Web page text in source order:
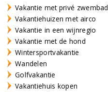
Vakantie met privé zwembad
Vakantiehuizen met airco
Vakantie in een wijnregio
Vakantie met de hond
Wintersportvakantie
Wandelen
Golfvakantie
Vakantiehuis kopen